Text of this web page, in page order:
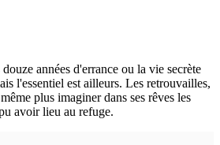
années d'errance ou la vie secrète
l'essentiel est ailleurs. Les retrouvailles,
plus imaginer dans ses rêves les
avoir lieu au refuge.